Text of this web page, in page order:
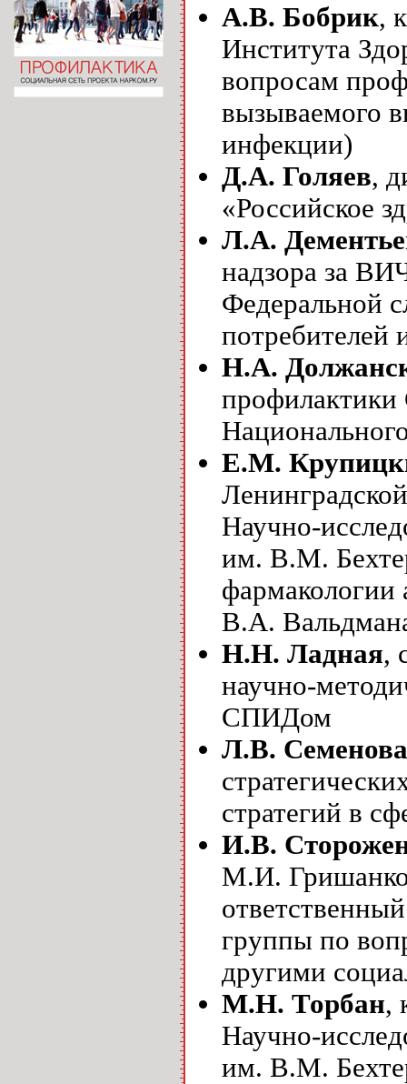
А.В. Бобрик,
Института
вопросам
вызываемого
инфекции)
Д.А. Голяев,
«Российское
Л.А.
надзора за
Федеральной
потребителей
Н.А.
Е.М.
Научно-
им. В.М.
В.А.
Н.Н. Ладная,
научно-
СПИДом
Л.В. Семенова
стратегий в
И.В.
М.И.
группы по
другими
М.Н. Торбан,
Научно-
им. В.М.